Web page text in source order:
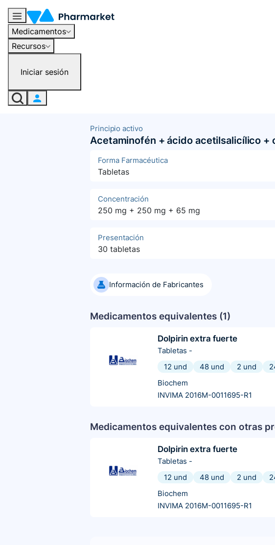
Medicamentos
Recursos
Iniciar sesión
Principio activo
Acetaminofén + ácido acetilsalicílico +
Forma Farmacéutica
Tabletas
Concentración
250 mg + 250 mg + 65 mg
Presentación
30 tabletas
Información de Fabricantes
Medicamentos equivalentes (1)
Dolpirin extra fuerte
Tabletas -
12 und
48 und 2 und
Biochem
INVIMA 2016M-0011695-R1
Medicamentos equivalentes con otras
Dolpirin extra fuerte
Tabletas -
12 und
48 und 2 und
Biochem
INVIMA 2016M-0011695-R1